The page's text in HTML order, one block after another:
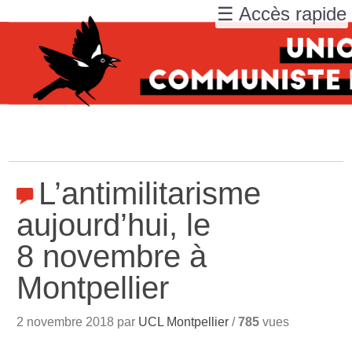
L’antimilitarisme
aujourd’hui, le
8 novembre à
Montpellier
2 novembre 2018 par UCL Montpellier /785 vues
☰ Accès rapide